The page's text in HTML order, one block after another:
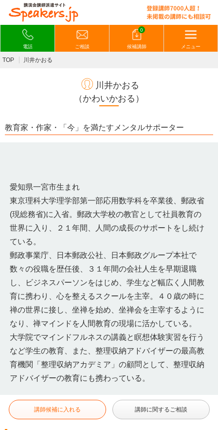
電話 ご相談
0
候補講師 メニュー
TOP 川井かおる
川井かおる
（かわいかおる）
教育家・作家・「今」を満たすメンタルサポーター
愛知県一宮市生まれ
東京理科大学理学部第一部応用数学科を卒業後、郵政省
(現総務省)に入省。郵政大学校の教官として社員教育の
世界に入り、２１年間、人間の成長のサポートをし続け
ている。
郵政事業庁、日本郵政公社、日本郵政グループ本社で
数々の役職を歴任後、３１年間の会社人生を早期退職
し、ビジネスパーソンをはじめ、学生など幅広く人間教
育に携わり、心を整えるスクールを主宰。４０歳の時に
禅の世界に接し、坐禅を始め、坐禅会を主宰するように
なり、禅マインドを人間教育の現場に活かしている。
大学院でマインドフルネスの講義と瞑想体験実習を行う
など学生の教育、また、整理収納アドバイザーの最高教
育機関「整理収納アカデミア」の顧問として、整理収納
アドバイザーの教育にも携わっている。
講師候補に入れる 講師に関するご相談